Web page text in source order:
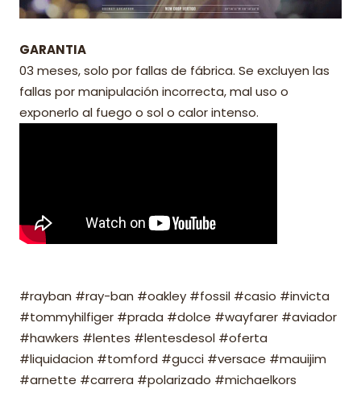
GARANTIA
03 meses, solo por fallas de fábrica. Se excluyen las
fallas por manipulación incorrecta, mal uso o
exponerlo al fuego o sol o calor intenso.
#rayban #ray-ban #oakley #fossil #casio #invicta
#tommyhilfiger #prada #dolce #wayfarer #aviador
#hawkers #lentes #lentesdesol #oferta
#liquidacion #tomford #gucci #versace #mauijim
#arnette #carrera #polarizado #michaelkors